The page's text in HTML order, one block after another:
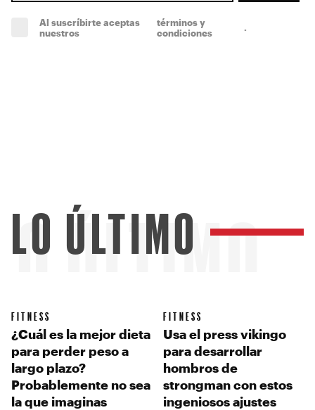
Al suscríbirte aceptas
nuestros
términos y
condiciones
.
ÚLTIMO
LO ÚLTIMO
FITNESS
¿Cuál es la mejor dieta
para perder peso a
largo plazo?
Probablemente no sea
la que imaginas
FITNESS
Usa el press vikingo
para desarrollar
hombros de
strongman con estos
ingeniosos ajustes